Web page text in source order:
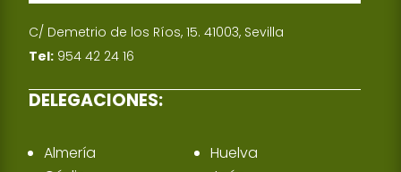
C/ Demetrio de los Ríos, 15. 41003, Sevilla
Tel: 954 42 24 16
DELEGACIONES:
Almería
Huelva